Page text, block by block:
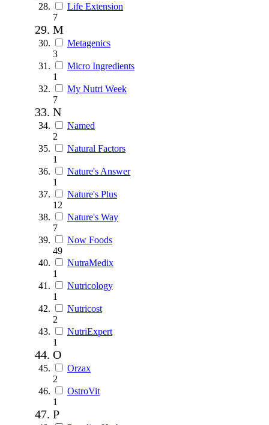
Life Extension
7
M
Metagenics
3
Micro Ingredients
1
My Nutri Week
7
N
Named
2
Natural Factors
1
Nature's Answer
1
Nature's Plus
12
Nature's Way
7
Now Foods
49
NutraMedix
1
Nutricology
1
Nutricost
2
NutriExpert
1
O
Orzax
2
OstroVit
1
P